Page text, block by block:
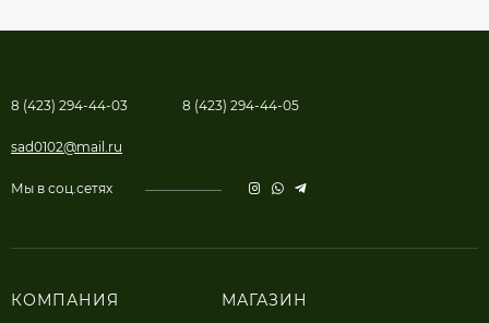
8 (423) 294-44-03 8 (423) 294-44-05
sad0102@mail.ru
Мы в соц.сетях
КОМПАНИЯ МАГАЗИН